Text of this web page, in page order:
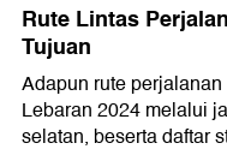
Rute Lintas
Tujuan
Adapun rute
Lebaran 2024 melalui
selatan, beserta daftar